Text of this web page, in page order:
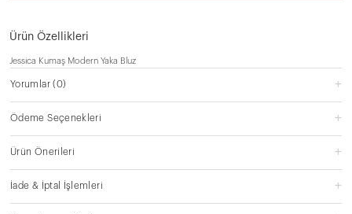
Ürün Özellikleri
Jessica Kumaş Modern Yaka Bluz
Yorumlar(0)
Ödeme Seçenekleri
Ürün Önerileri
İade & İptal İşlemleri